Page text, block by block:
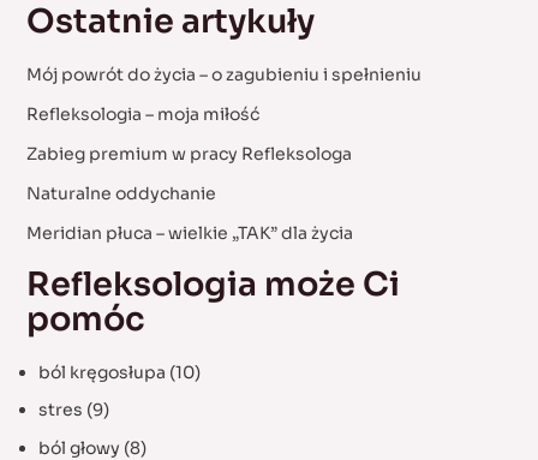
r
c
o
r
:
Ostatnie artykuły
Mój powrót do życia – o zagubieniu i spełnieniu
Refleksologia – moja miłość
Zabieg premium w pracy Refleksologa
Naturalne oddychanie
Meridian płuca – wielkie „TAK” dla życia
Refleksologia może Ci
pomóc
ból kręgosłupa (10)
stres (9)
ból głowy (8)